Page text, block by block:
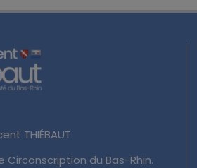
THIÉBAUT
Circonscription du Bas-Rhin.